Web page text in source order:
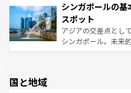
参照してほしい。
激する。気候は一年
が待っている。親し
た文化、そして多様
ける。 なお、新
み、どこを訪れても
ており、効率よく見
うな絶景から文化的
そう。 なお、新
シンガポールの
スポット
アジアの交差点とし
シンガポール。未来
国と地域